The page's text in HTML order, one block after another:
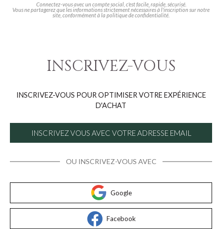
Connectez-vous avec un compte social, c'est facile, rapide, sécurisé.
Vous ne partagerez que les informations strictement nécessaires à l'inscription sur notre
site, conformément à la politique de confidentialité.
INSCRIVEZ-VOUS
INSCRIVEZ-VOUS POUR OPTIMISER VOTRE EXPÉRIENCE
D'ACHAT
INSCRIVEZ VOUS AVEC VOTRE ADRESSE EMAIL
OU INSCRIVEZ-VOUS AVEC
Google
Facebook